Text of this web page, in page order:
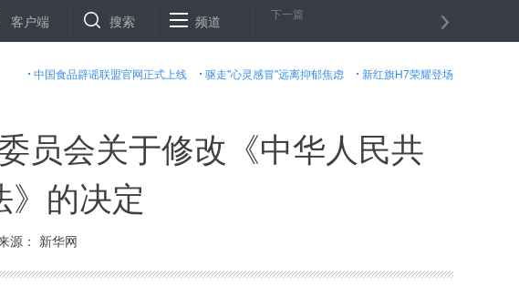
业冲击地压致死人数上升到１１人 预估数据：美国今年第三季度经济增长３．５％
客户端 搜索 频道 下一篇
中国食品辟谣联盟官网正式上线 驱走"心灵感冒"远离抑郁焦虑 新红旗H7荣耀登场
员会关于修改《中华人民共
的决定
源： 新华网